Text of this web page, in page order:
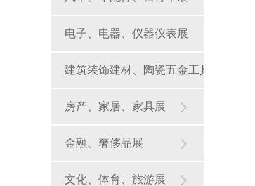
电子、电器、仪器仪表展
建筑装饰建材、陶瓷五金工具
展
房产、家居、家具展
金融、奢侈品展
文化、体育、旅游展
鱼缸定制